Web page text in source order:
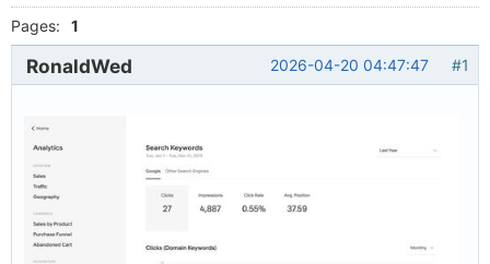
Pages: 1
#1
2026-04-20 04:47:47
RonaldWed